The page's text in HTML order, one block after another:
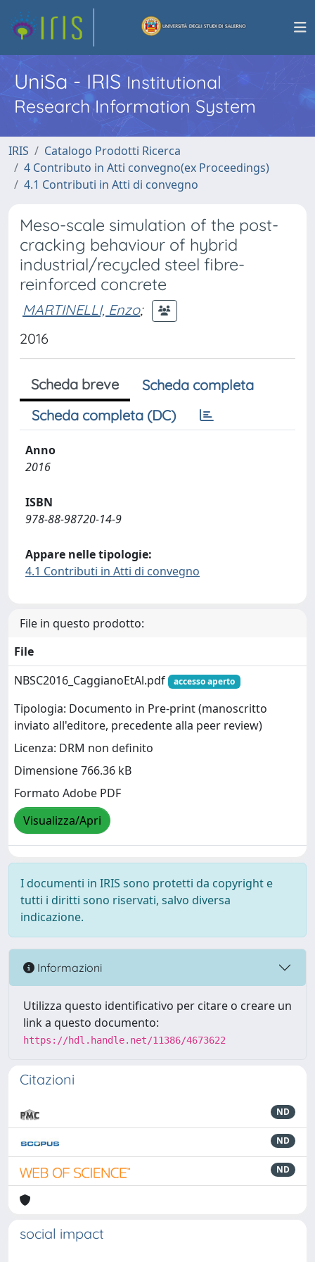
UniSa - IRISInstitutional
Research Information System
IRIS
Catalogo Prodotti Ricerca
4 Contributo in Atti convegno(ex Proceedings)
4.1 Contributi in Atti di convegno
Meso-scale simulation of the post-
cracking behaviour of hybrid
industrial/recycled steel fibre-
reinforced concrete
MARTINELLI, Enzo;
2016
Scheda breve
Scheda completa
Scheda completa (DC)
Anno
2016
ISBN
978-88-98720-14-9
Appare nelle tipologie:
4.1 Contributi in Atti di convegno
File in questo prodotto:
File
NBSC2016_CaggianoEtAl.pdf
accesso aperto
Tipologia: Documento in Pre-print (manoscritto
inviato all'editore, precedente alla peer review)
Licenza: DRM non definito
Dimensione 766.36 kB
Formato Adobe PDF
Visualizza/Apri
I documenti in IRIS sono protetti da copyright e
tutti i diritti sono riservati, salvo diversa
indicazione.
Informazioni
Utilizza questo identificativo per citare o creare un
link a questo documento:
https://hdl.handle.net/11386/4673622
Citazioni
ND
ND
ND
social impact